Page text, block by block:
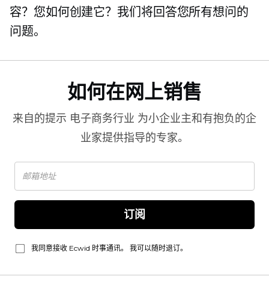
容？您如何创建它？我们将回答您所有想问的
问题。
如何在网上销售
来自的提示 电子商务行业 为小企业主和有抱负的企
业家提供指导的专家。
订阅
我同意接收 Ecwid 时事通讯。 我可以随时退订。